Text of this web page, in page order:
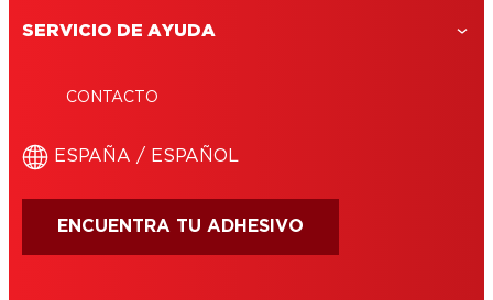
SERVICIO DE AYUDA
CONTACTO
ESPAÑA / ESPAÑOL
ENCUENTRA TU ADHESIVO